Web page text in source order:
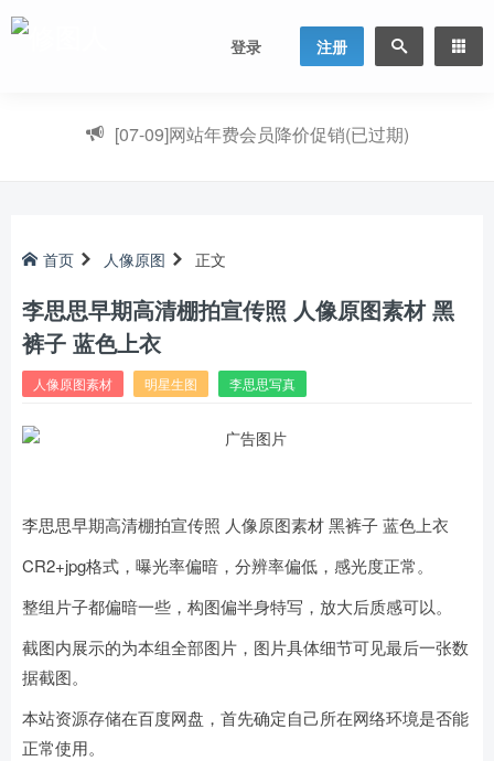
登录 注册
[07-09]网站年费会员降价促销(已过期)
首页 人像原图 正文
李思思早期高清棚拍宣传照 人像原图素材 黑
裤子 蓝色上衣
人像原图素材 明星生图 李思思写真
李思思早期高清棚拍宣传照 人像原图素材黑裤子 蓝色上衣
CR2+jpg格式，曝光率偏暗，分辨率偏低，感光度正常。
整组片子都偏暗一些，构图偏半身特写，放大后质感可以。
截图内展示的为本组全部图片，图片具体细节可见最后一张数
据截图。
本站资源存储在百度网盘，首先确定自己所在网络环境是否能
正常使用。